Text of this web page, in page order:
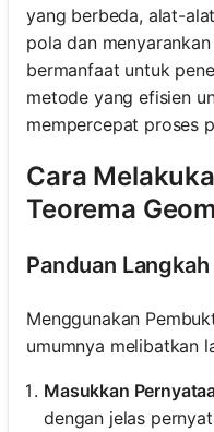
yang berbeda, alat-
pola dan
bermanfaat untuk
metode yang efisien
mempercepat proses
Cara
Teorema
Panduan
Menggunakan
umumnya melibatkan
Masukkan
dengan jelas